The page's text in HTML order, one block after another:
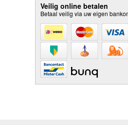
Veilig online betalen
Betaal veilig via uw eigen